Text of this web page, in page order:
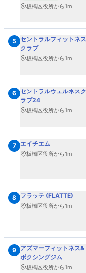
板橋区役所から1m
5 セントラルフィットネス
クラブ
板橋区役所から1m
6 セントラルウェルネスク
ラブ24
板橋区役所から1m
7 エイチエム
板橋区役所から1m
8 フラッテ (FLATTE)
板橋区役所から1m
9 アズマーフィットネス&
ボクシングジム
板橋区役所から1m